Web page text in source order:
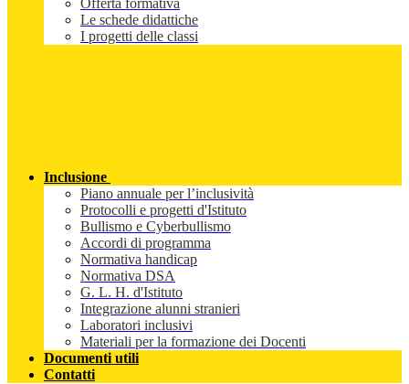
Offerta formativa
Le schede didattiche
I progetti delle classi
Inclusione
Piano annuale per l’inclusività
Protocolli e progetti d'Istituto
Bullismo e Cyberbullismo
Accordi di programma
Normativa handicap
Normativa DSA
G. L. H. d'Istituto
Integrazione alunni stranieri
Laboratori inclusivi
Materiali per la formazione dei Docenti
Documenti utili
Contatti